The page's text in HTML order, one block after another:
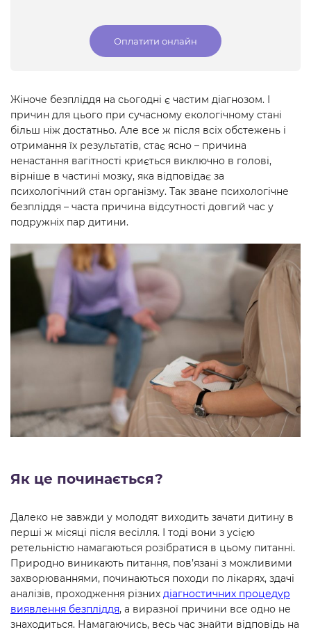
Оплатити онлайн
Жіноче безпліддя на сьогодні є частим діагнозом. І
причин для цього при сучасному екологічному стані
більш ніж достатньо. Але все ж після всіх обстежень і
отримання їх результатів, стає ясно – причина
ненастання вагітності криється виключно в голові,
вірніше в частині мозку, яка відповідає за
психологічний стан організму. Так зване психологічне
безпліддя – часта причина відсутності довгий час у
подружніх пар дитини.
Як це починається?
Далеко не завжди у молодят виходить зачати дитину в
перші ж місяці після весілля. І тоді вони з усією
ретельністю намагаються розібратися в цьому питанні.
Природно виникають питання, пов’язані з можливими
захворюваннями, починаються походи по лікарях, здачі
аналізів, проходження різних діагностичних процедур
виявлення безпліддя, а виразної причини все одно не
знаходиться. Намагаючись, весь час знайти відповідь на